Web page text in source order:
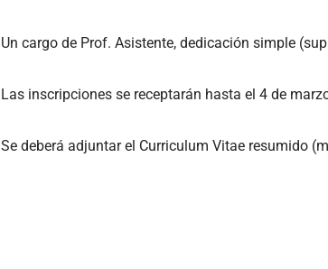
Un cargo de Prof. Asistente, dedicación simple
Las inscripciones se receptarán hasta el 4 de
Se deberá adjuntar el Curriculum Vitae resumido